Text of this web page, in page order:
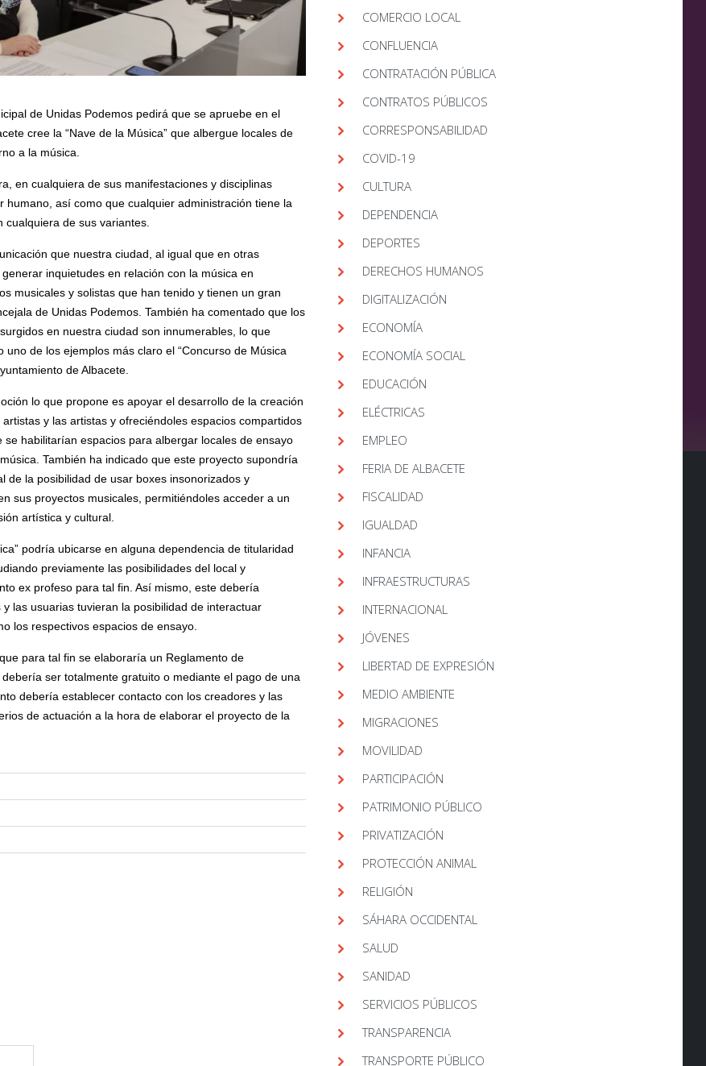
de Unidas Podemos pedirá que se apruebe en el
cree la “Nave de la Música” que albergue locales de
a la música.
en cualquiera de sus manifestaciones y disciplinas
así como que cualquier administración tiene la
de sus variantes.
que nuestra ciudad, al igual que en otras
inquietudes en relación con la música en
musicales y solistas que han tenido y tienen un gran
de Unidas Podemos. También ha comentado que los
en nuestra ciudad son innumerables, lo que
de los ejemplos más claro el “Concurso de Música
de Albacete.
lo que propone es apoyar el desarrollo de la creación
y las artistas y ofreciéndoles espacios compartidos
habilitarían espacios para albergar locales de ensayo
También ha indicado que este proyecto supondría
de la posibilidad de usar boxes insonorizados y
sus proyectos musicales, permitiéndoles acceder a un
artística y cultural.
podría ubicarse en alguna dependencia de titularidad
previamente las posibilidades del local y
ex profeso para tal fin. Así mismo, este debería
las usuarias tuvieran la posibilidad de interactuar
los respectivos espacios de ensayo.
para tal fin se elaboraría un Reglamento de
ser totalmente gratuito o mediante el pago de una
debería establecer contacto con los creadores y las
de actuación a la hora de elaborar el proyecto de la
COMERCIO LOCAL
CONFLUENCIA
CONTRATACIÓN PÚBLICA
CONTRATOS PÚBLICOS
CORRESPONSABILIDAD
COVID-19
CULTURA
DEPENDENCIA
DEPORTES
DERECHOS HUMANOS
DIGITALIZACIÓN
ECONOMÍA
ECONOMÍA SOCIAL
EDUCACIÓN
ELÉCTRICAS
EMPLEO
FERIA DE ALBACETE
FISCALIDAD
IGUALDAD
INFANCIA
INFRAESTRUCTURAS
INTERNACIONAL
JÓVENES
LIBERTAD DE EXPRESIÓN
MEDIO AMBIENTE
MIGRACIONES
MOVILIDAD
PARTICIPACIÓN
PATRIMONIO PÚBLICO
PRIVATIZACIÓN
PROTECCIÓN ANIMAL
RELIGIÓN
SÁHARA OCCIDENTAL
SALUD
SANIDAD
SERVICIOS PÚBLICOS
TRANSPARENCIA
TRANSPORTE PÚBLICO